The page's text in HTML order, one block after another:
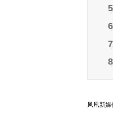
5
6
7
8
凤凰新媒